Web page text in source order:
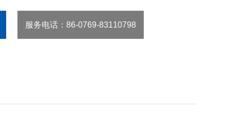
服务电话 ：86-0769-83110798